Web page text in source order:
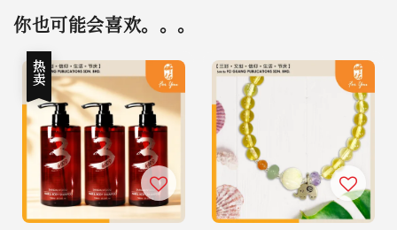
你也可能会喜欢。。。
热卖